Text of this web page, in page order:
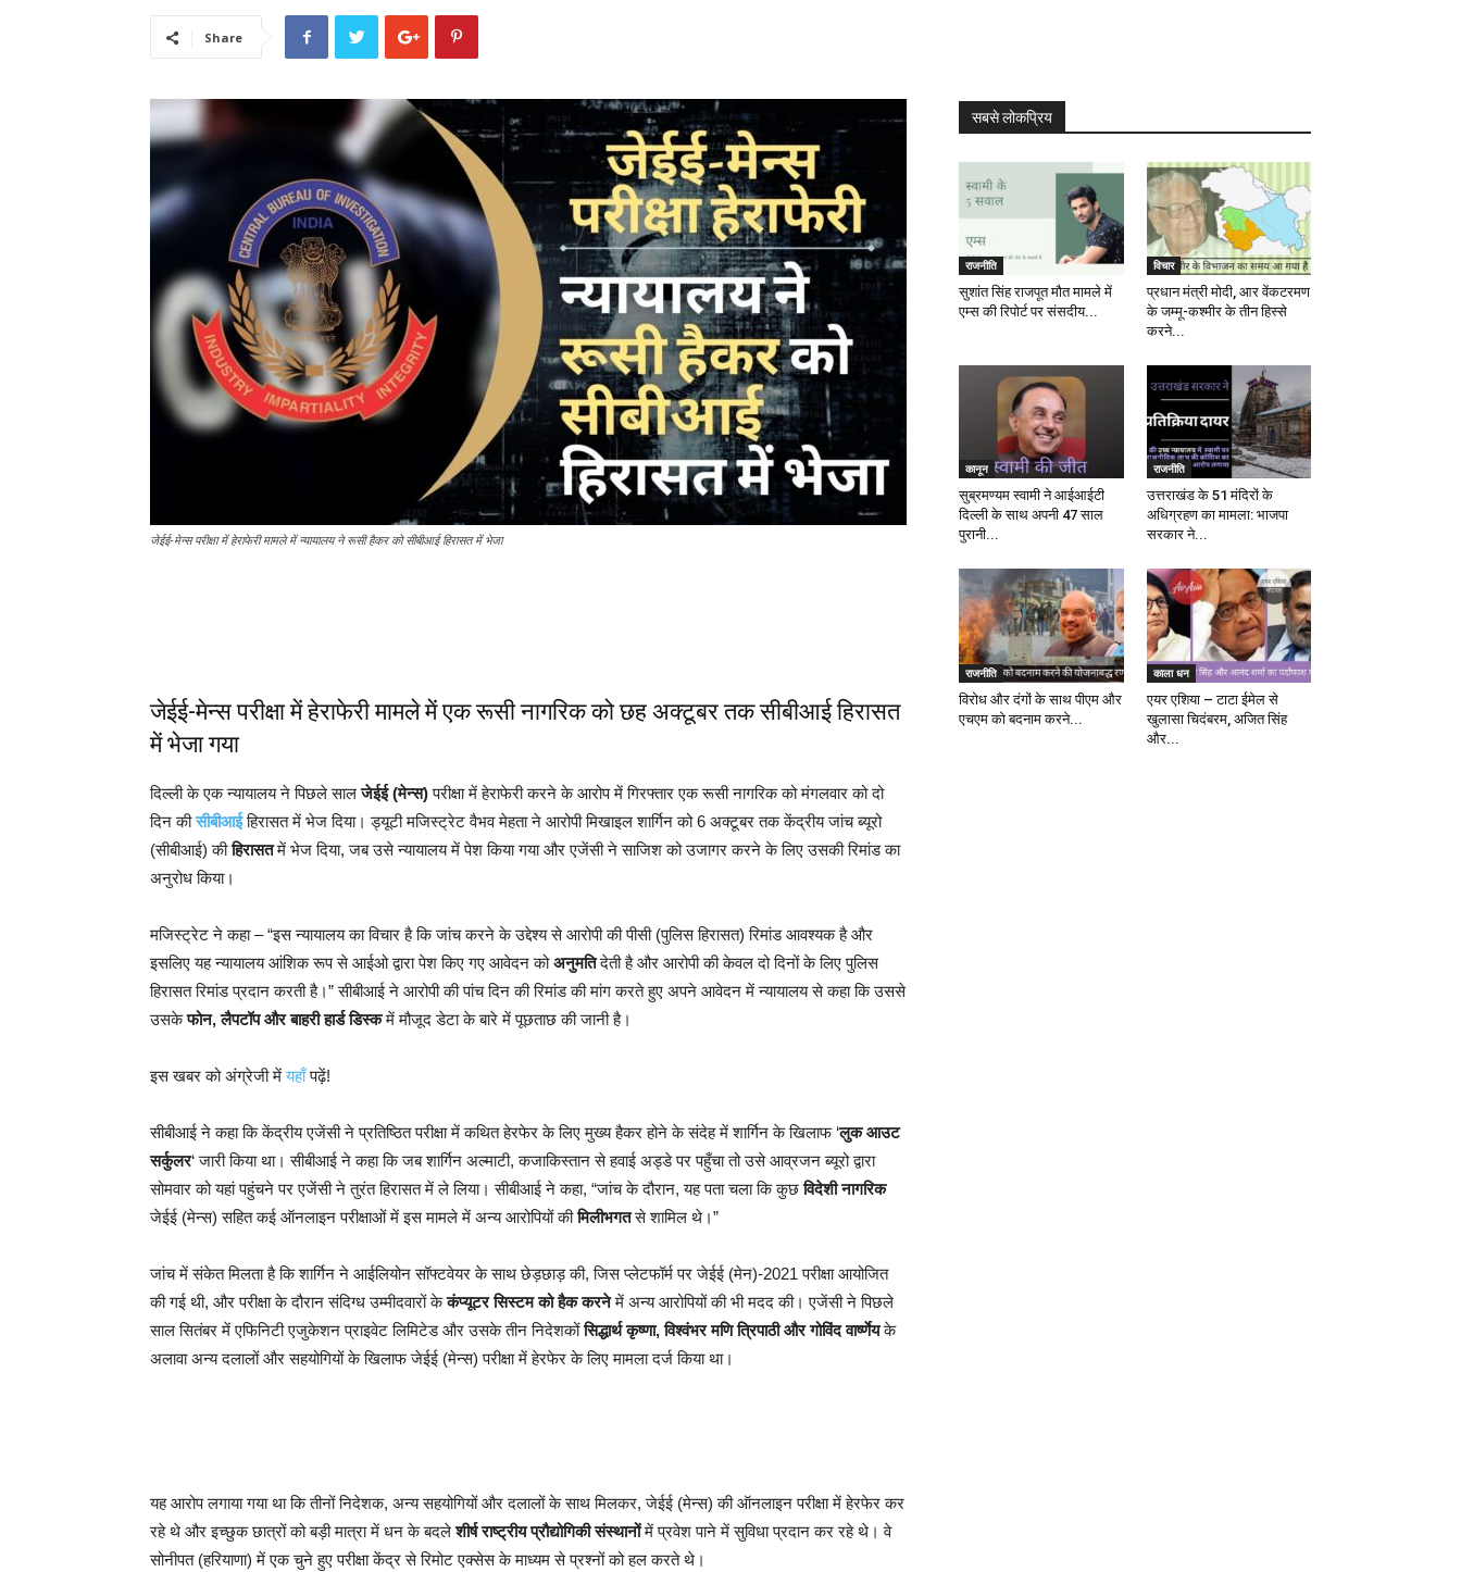
Share
जेईई-मेन्स परीक्षा में हेराफेरी मामले में न्यायालय ने रूसी हैकर को सीबीआई हिरासत में भेजा
जेईई-मेन्स परीक्षा में हेराफेरी मामले में एक रूसी नागरिक को छह अक्टूबर तक सीबीआई हिरासत
में भेजा गया
दिल्ली के एक न्यायालय ने पिछले सालजेईई (मेन्स)परीक्षा में हेराफेरी करने के आरोप में गिरफ्तार एक रूसी नागरिक को मंगलवार को दो
दिन कीसीबीआईहिरासत में भेज दिया। ड्यूटी मजिस्ट्रेट वैभव मेहता ने आरोपी मिखाइल शार्गिन को 6 अक्टूबर तक केंद्रीय जांच ब्यूरो
(सीबीआई) कीहिरासतमें भेज दिया, जब उसे न्यायालय में पेश किया गया और एजेंसी ने साजिश को उजागर करने के लिए उसकी रिमांड का
अनुरोध किया।
मजिस्ट्रेट ने कहा – “इस न्यायालय का विचार है कि जांच करने के उद्देश्य से आरोपी की पीसी (पुलिस हिरासत) रिमांड आवश्यक है और
इसलिए यह न्यायालय आंशिक रूप से आईओ द्वारा पेश किए गए आवेदन कोअनुमतिदेती है और आरोपी की केवल दो दिनों के लिए पुलिस
हिरासत रिमांड प्रदान करती है।” सीबीआई ने आरोपी की पांच दिन की रिमांड की मांग करते हुए अपने आवेदन में न्यायालय से कहा कि उससे
उसकेफोन, लैपटॉप और बाहरी हार्ड डिस्कमें मौजूद डेटा के बारे में पूछताछ की जानी है।
इस खबर को अंग्रेजी मेंयहाँपढ़ें!
सीबीआई ने कहा कि केंद्रीय एजेंसी ने प्रतिष्ठित परीक्षा में कथित हेरफेर के लिए मुख्य हैकर होने के संदेह में शार्गिन के खिलाफ ‘लुक आउट
सर्कुलर‘ जारी किया था। सीबीआई ने कहा कि जब शार्गिन अल्माटी, कजाकिस्तान से हवाई अड्डे पर पहुँचा तो उसे आव्रजन ब्यूरो द्वारा
सोमवार को यहां पहुंचने पर एजेंसी ने तुरंत हिरासत में ले लिया। सीबीआई ने कहा, “जांच के दौरान, यह पता चला कि कुछविदेशी नागरिक
जेईई (मेन्स) सहित कई ऑनलाइन परीक्षाओं में इस मामले में अन्य आरोपियों कीमिलीभगतसे शामिल थे।”
जांच में संकेत मिलता है कि शार्गिन ने आईलियोन सॉफ्टवेयर के साथ छेड़छाड़ की, जिस प्लेटफॉर्म पर जेईई (मेन)-2021 परीक्षा आयोजित
की गई थी, और परीक्षा के दौरान संदिग्ध उम्मीदवारों केकंप्यूटर सिस्टम को हैक करनेमें अन्य आरोपियों की भी मदद की। एजेंसी ने पिछले
साल सितंबर में एफिनिटी एजुकेशन प्राइवेट लिमिटेड और उसके तीन निदेशकोंसिद्धार्थ कृष्णा, विश्वंभर मणि त्रिपाठी और गोविंद वार्ष्णेयके
अलावा अन्य दलालों और सहयोगियों के खिलाफ जेईई (मेन्स) परीक्षा में हेरफेर के लिए मामला दर्ज किया था।
यह आरोप लगाया गया था कि तीनों निदेशक, अन्य सहयोगियों और दलालों के साथ मिलकर, जेईई (मेन्स) की ऑनलाइन परीक्षा में हेरफेर कर
रहे थे और इच्छुक छात्रों को बड़ी मात्रा में धन के बदलेशीर्ष राष्ट्रीय प्रौद्योगिकी संस्थानोंमें प्रवेश पाने में सुविधा प्रदान कर रहे थे। वे
सोनीपत (हरियाणा) में एक चुने हुए परीक्षा केंद्र से रिमोट एक्सेस के माध्यम से प्रश्नों को हल करते थे।
सबसे लोकप्रिय
राजनीति
सुशांत सिंह राजपूत मौत मामले में
एम्स की रिपोर्ट पर संसदीय...
विचार
प्रधान मंत्री मोदी, आर वेंकटरमण
के जम्मू-कश्मीर के तीन हिस्से
करने...
कानून
सुब्रमण्यम स्वामी ने आईआईटी
दिल्ली के साथ अपनी 47 साल
पुरानी...
राजनीति
उत्तराखंड के 51 मंदिरों के
अधिग्रहण का मामला: भाजपा
सरकार ने...
राजनीति
विरोध और दंगों के साथ पीएम और
एचएम को बदनाम करने...
काला धन
एयर एशिया – टाटा ईमेल से
खुलासा चिदंबरम, अजित सिंह
और...